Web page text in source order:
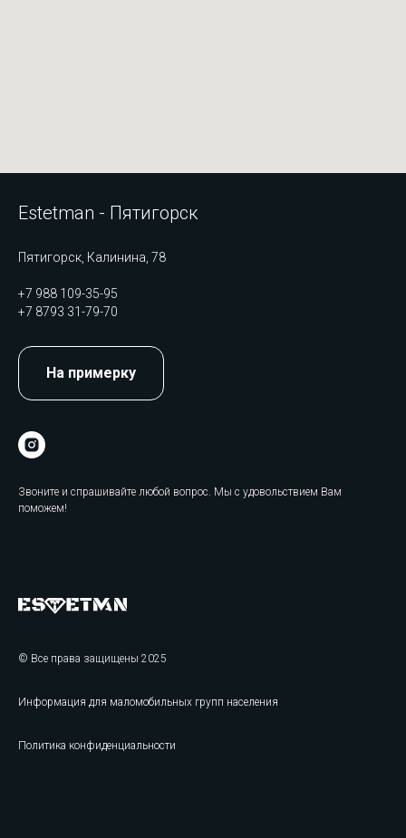
Estetman - Пятигорск
Пятигорск, Калинина, 78
+7 988 109-35-95
+7 8793 31-79-70
На примерку
Звоните и спрашивайте любой вопрос. Мы с удовольствием Вам
поможем!
© Все права защищены 2025
Информация для маломобильных групп населения
Политика конфиденциальности